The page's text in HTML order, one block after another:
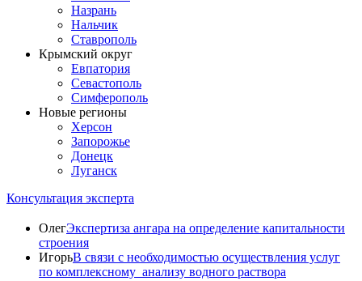
Назрань
Нальчик
Ставрополь
Крымский округ
Евпатория
Севастополь
Симферополь
Новые регионы
Херсон
Запорожье
Донецк
Луганск
Консультация эксперта
ОлегЭкспертиза ангара на определение капитальности
строения
ИгорьВ связи с необходимостью осуществления услуг
по комплексному анализу водного раствора